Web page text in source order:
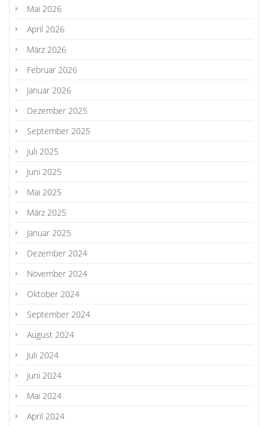
Mai 2026
April 2026
März 2026
Februar 2026
Januar 2026
Dezember 2025
September 2025
Juli 2025
Juni 2025
Mai 2025
März 2025
Januar 2025
Dezember 2024
November 2024
Oktober 2024
September 2024
August 2024
Juli 2024
Juni 2024
Mai 2024
April 2024